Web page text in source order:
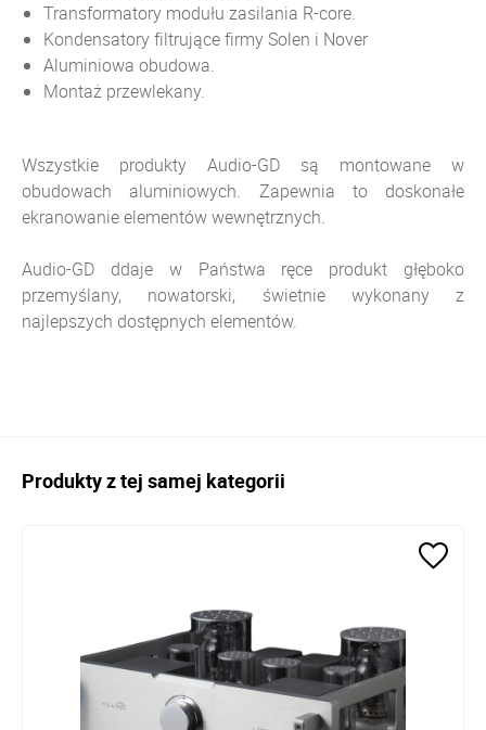
Transformatory modułu zasilania R-core.
Kondensatory filtrujące firmy Solen i Nover
Aluminiowa obudowa.
Montaż przewlekany.
Wszystkie produkty Audio-GD są montowane w
obudowach aluminiowych. Zapewnia to doskonałe
ekranowanie elementów wewnętrznych.
Audio-GD ddaje w Państwa ręce produkt głęboko
przemyślany, nowatorski, świetnie wykonany z
najlepszych dostępnych elementów.
Produkty z tej samej kategorii